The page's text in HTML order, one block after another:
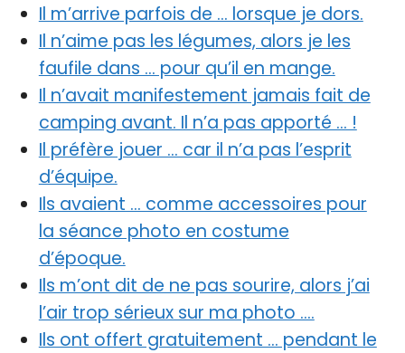
Il m’arrive parfois de … lorsque je dors.
Il n’aime pas les légumes, alors je les
faufile dans … pour qu’il en mange.
Il n’avait manifestement jamais fait de
camping avant. Il n’a pas apporté … !
Il préfère jouer … car il n’a pas l’esprit
d’équipe.
Ils avaient … comme accessoires pour
la séance photo en costume
d’époque.
Ils m’ont dit de ne pas sourire, alors j’ai
l’air trop sérieux sur ma photo ….
Ils ont offert gratuitement … pendant le